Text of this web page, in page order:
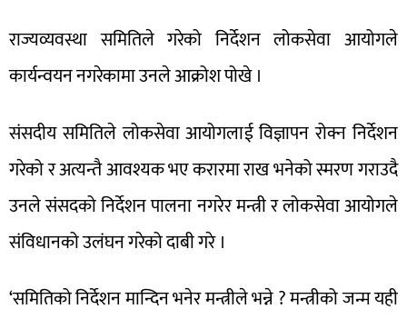
राज्यव्यवस्था समितिले गरेको निर्देशन लोकसेवा आयोगले
कार्यन्वयन नगरेकामा उनले आक्रोश पोखे ।
संसदीय समितिले लोकसेवा आयोगलाई विज्ञापन रोक्न निर्देशन
गरेको र अत्यन्तै आवश्यक भए करारमा राख भनेको स्मरण गराउदै
उनले संसदको निर्देशन पालना नगरेर मन्त्री र लोकसेवा आयोगले
संविधानको उलंघन गरेको दाबी गरे ।
‘समितिको निर्देशन मान्दिन भनेर मन्त्रीले भन्ने ? मन्त्रीको जन्म यही